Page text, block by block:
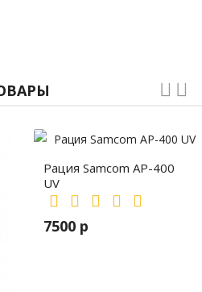
Рация Samcom AP-400
UV
7500 р